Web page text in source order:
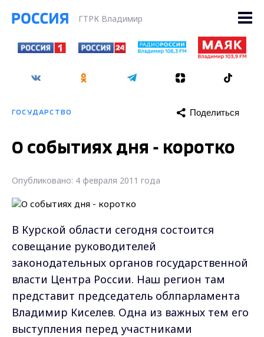
ГТРК Владимир
ГОСУДАРСТВО Поделиться
О событиях дня - коротко
Опубликовано: 4 февраля 2011 года
В Курской области сегодня состоится
совещание руководителей
законодательных органов государственной
власти Центра России. Наш регион там
представит председатель облпарламента
Владимир Киселев. Одна из важных тем его
выступления перед участниками